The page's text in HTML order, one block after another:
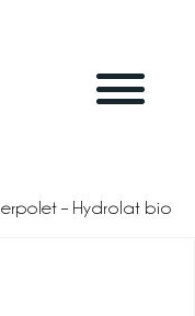
– Hydrolat bio